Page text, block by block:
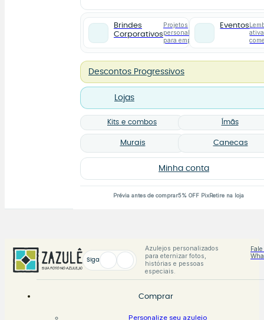
Brindes
Corporativos
Projetos
personalizados
para empresas
Eventos
Descontos Progressivos
Lojas
Kits e combos Ímãs
Murais Canecas
Minha conta
Prévia antes de comprar5% OFF PixRetire na loja
Siga
Azulejos personalizados
para eternizar fotos,
histórias e pessoas
especiais.
Comprar
Personalize seu azulejo